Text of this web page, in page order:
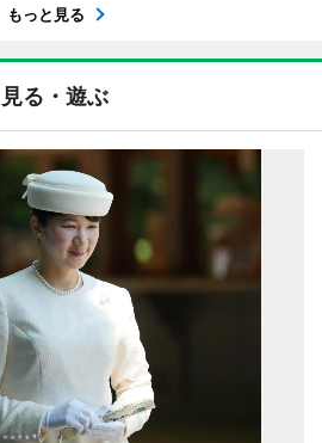
もっと見る
見る・遊ぶ